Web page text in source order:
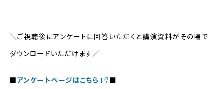
＼ご視聴後にアンケートに回答いただくと講演資料がその場で
ダウンロードいただけます／
■アンケートページはこちら ■